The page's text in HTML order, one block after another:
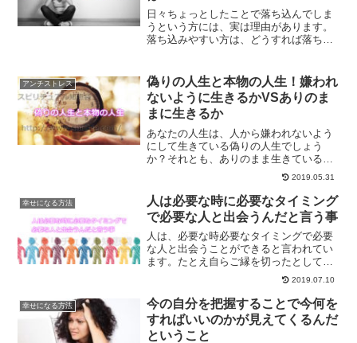
日々ちょっとしたことで落ち込んでしま
うという方には、実は理由があります。
落ち込みやすい方は、どうすれば落ち込
方法をご紹介します。
アンチストレス
偽りの人生と本物の人生！嫌われ
ないように生きるかVSありのま
まに生きるか
あなたの人生は、人から嫌われないよう
にして生きている偽りの人生でしょう
か？それとも、ありのまま生きている本
物の人生でしょうか？どちらの人生を生
きるのもあなたの自由ですが、人間関係
で疲れてる人にオススメなのがありのま
ま生きるという方法なのです。
2019.05.31
幸せになる方法
人は必要な時に必要なタイミング
で必要な人と出会うんだと言う事
人は、必要な時必要なタイミングで必要
な人と出会うことができると言われてい
ます。たとえ自らご縁を切ったとして
も、ご縁がある人とは必ずまた結ばれる
ものです。人と人との出会いについて、
起こる出来事は全て意味があるというこ
とについて解説します。
2019.07.10
幸せになる方法
今の自分を把握することで今何を
すればいいのかが見えてくるんだ
ということ